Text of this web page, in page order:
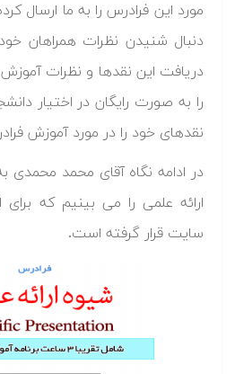
مورد این فرادرس را به ما ارسال
دنبال شنیدن نظرات همراهان
دریافت این نقدها و نظرات
را به صورت رایگان در اختیار
نقدهای خود را در مورد آموزش
در ادامه نگاه آقای محمد محمدی
ارائه علمی را می بینیم که برای
سایت قرار گرفته است.